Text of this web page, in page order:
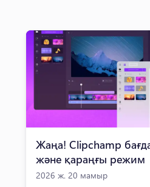
Жаңа! Clipchamp
және қараңғы режим
2026 ж. 20 мамыр